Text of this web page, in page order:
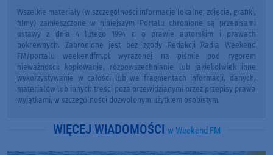
Wszelkie materiały (w szczególności informacje lokalne, zdjęcia, grafiki,
filmy) zamieszczone w niniejszym Portalu chronione są przepisami
ustawy z dnia 4 lutego 1994 r. o prawie autorskim i prawach
pokrewnych. Zabronione jest bez zgody Redakcji Radia Weekend
FM/portalu weekendfm.pl wyrażonej na piśmie pod rygorem
nieważności: kopiowanie, rozpowszechnianie lub jakiekolwiek inne
wykorzystywanie w całości lub we fragmentach informacji, danych,
materiałów lub innych treści poza przewidzianymi przez przepisy prawa
wyjątkami, w szczególności dozwolonym użytkiem osobistym.
WIĘCEJ WIADOMOŚCI w Weekend FM